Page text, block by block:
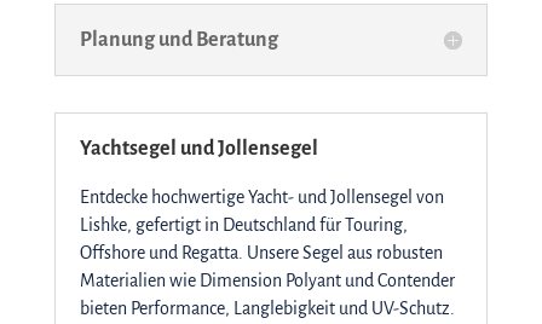
Planung und Beratung
Yachtsegel und Jollensegel
Entdecke hochwertige Yacht- und Jollensegel von
Lishke, gefertigt in Deutschland für Touring,
Offshore und Regatta. Unsere Segel aus robusten
Materialien wie Dimension Polyant und Contender
bieten Performance, Langlebigkeit und UV-Schutz.